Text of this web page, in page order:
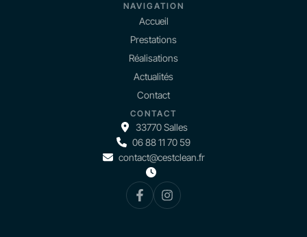
NAVIGATION
Accueil
Prestations
Réalisations
Actualités
Contact
CONTACT
33770 Salles
06 88 11 70 59
contact@cestclean.fr